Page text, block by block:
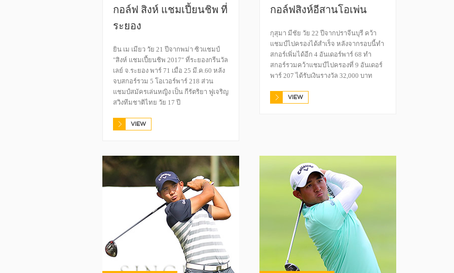
กอล์ฟ สิงห์ แชมเปี้ยนชิพ ที่
ระยอง
ยิน เม เมียว วัย 21 ปีจากพม่า ซิวแชมป์
"สิงห์ แชมเปี้ยนชิพ 2017" ที่ระยองกรีนวัล
เลย์ จ.ระยอง พาร์ 71 เมื่อ 25 มี.ค.60 หลัง
จบสกอร์รวม 5 โอเวอร์พาร์ 218 ส่วน
แชมป์สมัครเล่นหญิง เป็น กีรัตริยา ฟูเจริญ
สวิงทีมชาติไทย วัย 17 ปี
VIEW
กอล์ฟสิงห์อีสานโอเพ่น
กุสุมา มีชัย วัย 22 ปีจากปราจีนบุรี คว้า
แชมป์ไปครองได้สำเร็จ หลังจากรอบนี้ทำ
สกอร์เพิ่มได้อีก 4 อันเดอร์พาร์ 68 ทำ
สกอร์รวมคว้าแชมป์ไปครองที่ 9 อันเดอร์
พาร์ 207 ได้รับเงินรางวัล 32,000 บาท
VIEW